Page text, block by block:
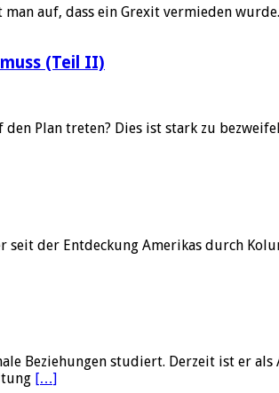
auf, dass ein Grexit vermieden
(Teil II)
Plan treten? Dies ist stark zu
der Entdeckung Amerikas durch
Beziehungen studiert. Derzeit ist er
[…]